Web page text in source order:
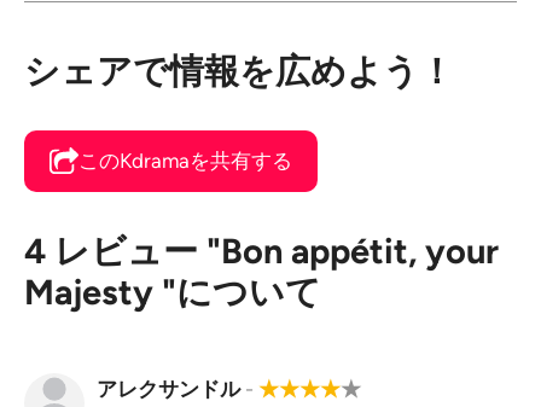
シェアで情報を広めよう！
このKdramaを共有する
4 レビュー "Bon appétit, your
Majesty "について
アレクサンドル - ★★★★★